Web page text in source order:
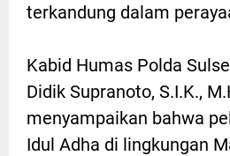
terkandung dalam
Kabid Humas Polda
Didik Supranoto, S.I.K.,
menyampaikan bahwa
Idul Adha di lingkungan